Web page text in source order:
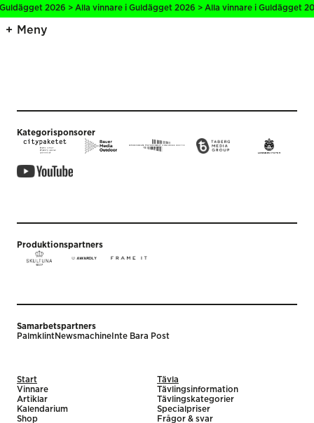
2026 > Alla vinnare i Guldägget 2026 > Alla vinnare i Guldägget
Meny
Kategorisponsorer
Produktionspartners
Samarbetspartners
PalmklintNewsmachine Inte Bara Post
Start
Vinnare
Artiklar
Kalendarium
Shop
Tävla
Tävlingsinformation
Tävlingskategorier
Specialpriser
Frågor & svar